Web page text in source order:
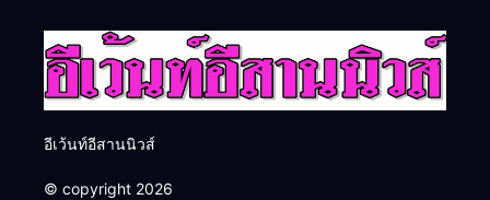
อีเว้นท์อีสานนิวส์
© copyright 2026